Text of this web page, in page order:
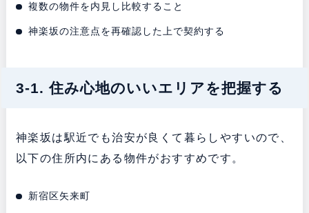
複数の物件を内見し比較すること
神楽坂の注意点を再確認した上で契約する
3-1. 住み心地のいいエリアを把握する
神楽坂は駅近でも治安が良くて暮らしやすいので、
以下の住所内にある物件がおすすめです。
新宿区矢来町